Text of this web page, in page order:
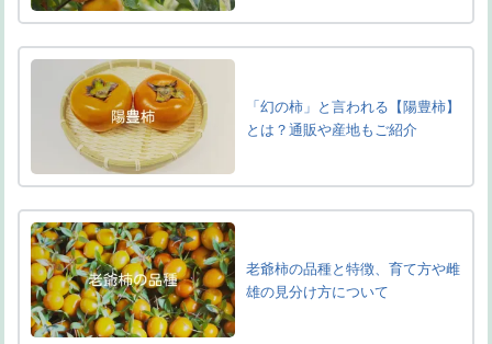
「幻の柿」と言われる【陽豊柿】
とは？通販や産地もご紹介
老爺柿の品種と特徴、育て方や雌
雄の見分け方について